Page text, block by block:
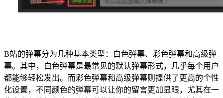
B站的弹幕分为几种基本类型：白色弹幕、彩色弹幕和高级弹
幕。其中，白色弹幕是最常见的默认弹幕形式，几乎每个用户
都能够轻松发出。而彩色弹幕和高级弹幕则提供了更高的个性
化设置，不同颜色的弹幕可以让你的留言更加显眼，尤其在一